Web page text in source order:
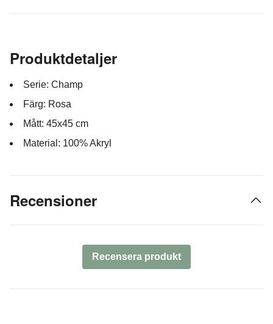
Produktdetaljer
Serie: Champ
Färg: Rosa
Mått: 45x45 cm
Material: 100% Akryl
Recensioner
Recensera produkt